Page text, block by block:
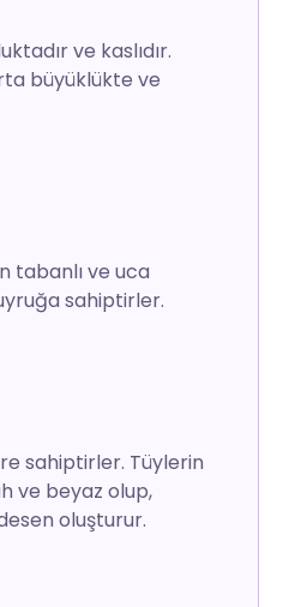
ve kaslıdır.
büyüklükte ve
tabanlı ve uca
sahiptirler.
sahiptirler. Tüylerin
ve beyaz olup,
oluşturur.